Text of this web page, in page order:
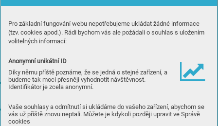
Pro základní fungování webu nepotřebujeme ukládat žádné informace
(tzv. cookies apod.). Rádi bychom vás ale požádali o souhlas s uložením
volitelných informací:
Anonymní unikátní ID
Díky němu příště poznáme, že se jedná o stejné zařízení, a
budeme tak moci přesněji vyhodnotit návštěvnost.
Identifikátor je zcela anonymní.
Vaše souhlasy a odmítnutí si ukládáme do vašeho zařízení, abychom se
vás už příště znovu neptali. Můžete je kdykoli později upravit ve Správě
cookies